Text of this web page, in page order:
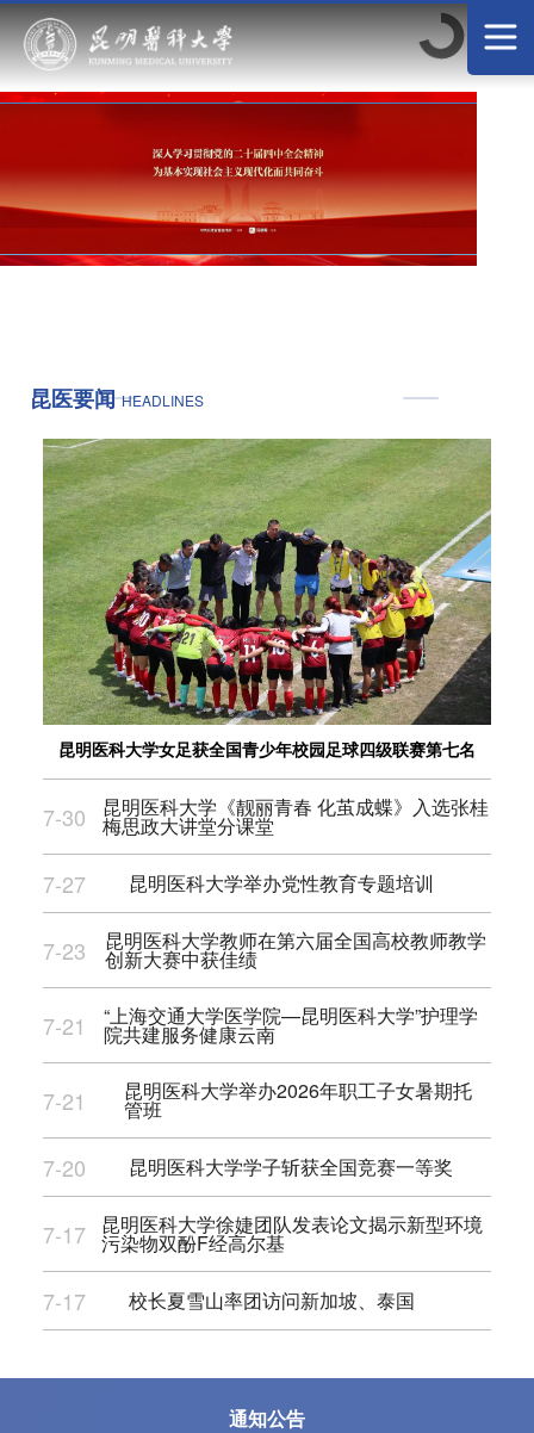
昆医要闻HEADLINES
昆明医科大学女足获全国青少年校园足球四级联赛第七名
7-30 昆明医科大学《靓丽青春 化茧成蝶》入选张桂
梅思政大讲堂分课堂
7-27 昆明医科大学举办党性教育专题培训
7-23 昆明医科大学教师在第六届全国高校教师教学
创新大赛中获佳绩
7-21 “上海交通大学医学院—昆明医科大学”护理学
院共建服务健康云南
7-21 昆明医科大学举办2026年职工子女暑期托
管班
7-20 昆明医科大学学子斩获全国竞赛一等奖
7-17 昆明医科大学徐婕团队发表论文揭示新型环境
污染物双酚F经高尔基
7-17 校长夏雪山率团访问新加坡、泰国
通知公告